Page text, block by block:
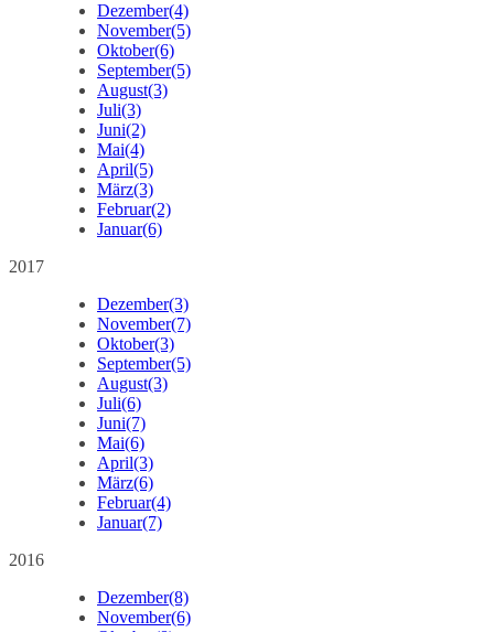
Dezember(4)
November(5)
Oktober(6)
September(5)
August(3)
Juli(3)
Juni(2)
Mai(4)
April(5)
März(3)
Februar(2)
Januar(6)
2017
Dezember(3)
November(7)
Oktober(3)
September(5)
August(3)
Juli(6)
Juni(7)
Mai(6)
April(3)
März(6)
Februar(4)
Januar(7)
2016
Dezember(8)
November(6)